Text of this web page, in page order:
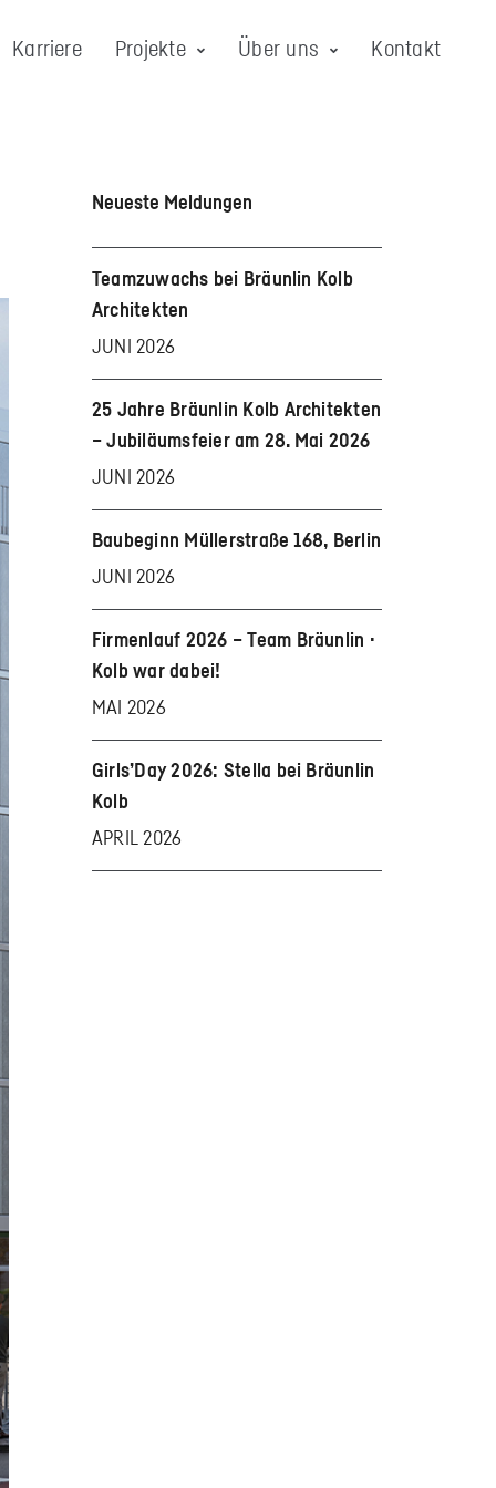
Karriere Projekte Über uns Kontakt
Neueste Meldungen
Teamzuwachs bei Bräunlin Kolb
Architekten
JUNI 2026
25 Jahre Bräunlin Kolb Architekten
– Jubiläumsfeier am 28. Mai 2026
JUNI 2026
Baubeginn Müllerstraße 168, Berlin
JUNI 2026
Firmenlauf 2026 – Team Bräunlin ·
Kolb war dabei!
MAI 2026
Girls’Day 2026: Stella bei Bräunlin
Kolb
APRIL 2026